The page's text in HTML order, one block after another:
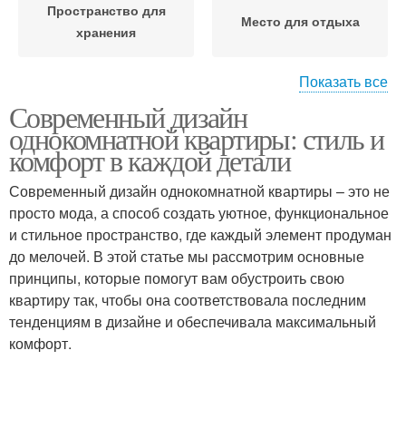
Пространство для
хранения
Место для отдыха
Спальное место
Место для кошки Полка для хранения
Рабочий место
Показать все
Современный дизайн
однокомнатной квартиры: стиль и
комфорт в каждой детали
Современный дизайн однокомнатной квартиры – это не
просто мода, а способ создать уютное, функциональное
и стильное пространство, где каждый элемент продуман
до мелочей. В этой статье мы рассмотрим основные
принципы, которые помогут вам обустроить свою
квартиру так, чтобы она соответствовала последним
тенденциям в дизайне и обеспечивала максимальный
комфорт.